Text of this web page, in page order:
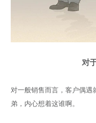
对
对一般销售而言，客户偶遇
弟，内心想着这谁啊。